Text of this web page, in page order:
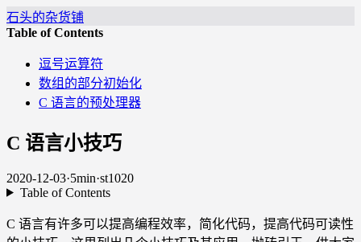
石头的杂货铺
Table of Contents
逗号运算符
数组的部分初始化
C 语言的预处理器
C 语言小技巧
2020-12-03·5min·st1020
Table of Contents
C 语言有许多可以提高编程效率，简化代码，提高代码可读性